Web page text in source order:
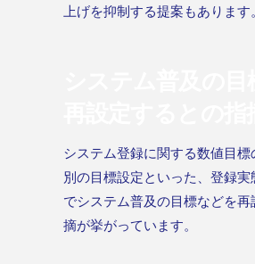
上げを抑制する提案もあります
システム登録に関する数値目標
別の目標設定といった、登録実
でシステム普及の目標などを再
摘が挙がっています。